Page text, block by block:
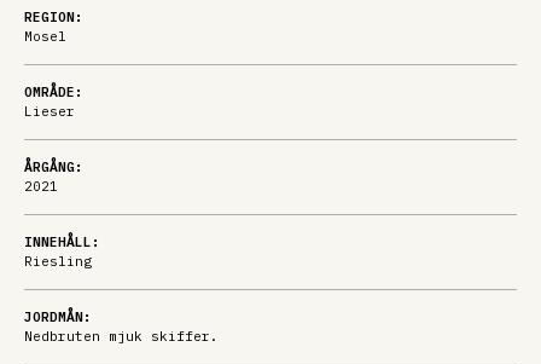
REGION:
Mosel
OMRÅDE:
Lieser
ÅRGÅNG:
2021
INNEHÅLL:
Riesling
JORDMÅN:
Nedbruten mjuk skiffer.